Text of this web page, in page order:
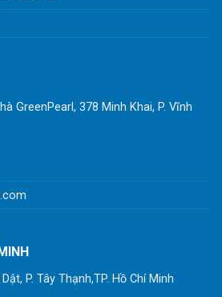
GreenPearl, 378 Minh Khai, P. Vĩnh
P. Tây Thạnh,TP. Hồ Chí Minh